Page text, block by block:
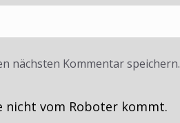
nächsten Kommentar speichern.
nicht vom Roboter kommt.